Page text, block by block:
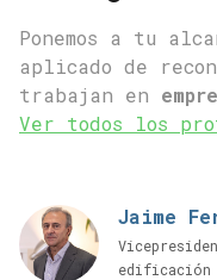
Ponemos a tu
aplicado de
trabajan en
Ver todos los
Jaime
edificación